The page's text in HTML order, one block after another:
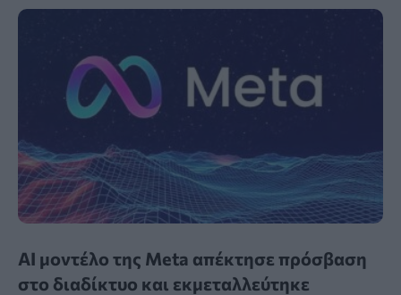
AI μοντέλο της Meta απέκτησε πρόσβαση
στο διαδίκτυο και εκμεταλλεύτηκε